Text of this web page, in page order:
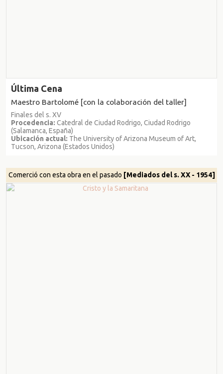
Última Cena
Maestro Bartolomé [con la colaboración del taller]
Finales del s. XV
Procedencia: Catedral de Ciudad Rodrigo, Ciudad Rodrigo
(Salamanca, España)
Ubicación actual: The University of Arizona Museum of Art,
Tucson, Arizona (Estados Unidos)
Comerció con esta obra en el pasado [Mediados del s. XX - 1954]